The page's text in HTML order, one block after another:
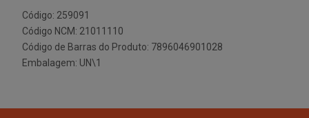
Código: 259091
Código NCM: 21011110
Código de Barras do Produto: 7896046901028
Embalagem: UN\1